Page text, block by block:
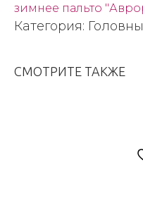
зимнее пальто
Категория:
СМОТРИТЕ ТАКЖЕ